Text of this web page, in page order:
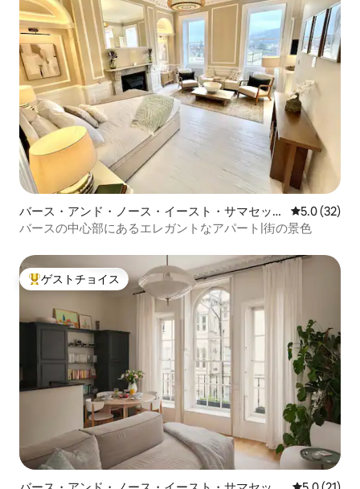
バース・アンド・ノース・イースト・サマセット
のマンション・アパート
レビュー32
5.0 (32)
バースの中心部にあるエレガントなアパート|街の景色
大好評のゲストチョイスです。
ゲストチョイス